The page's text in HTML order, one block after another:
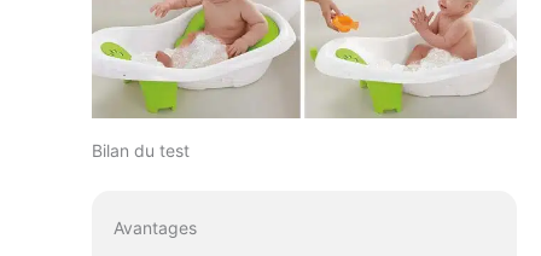
Bilan du test
Avantages